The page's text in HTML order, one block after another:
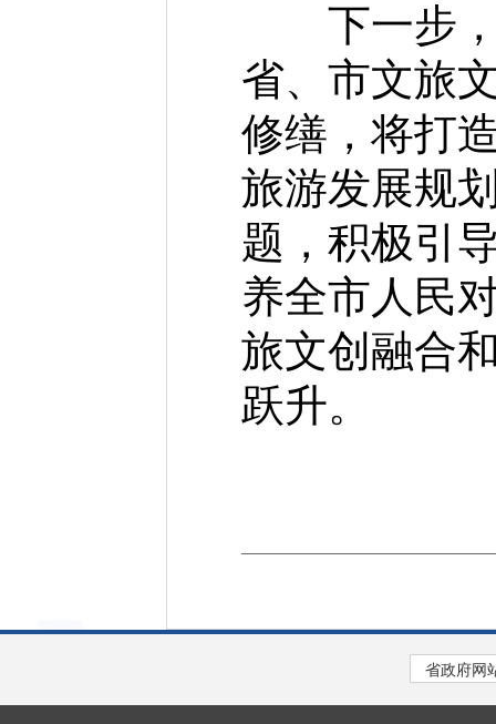
下一步，
省、市文旅
修缮，将打
旅游发展规
题，积极引
养全市人民
旅文创融合
跃升。